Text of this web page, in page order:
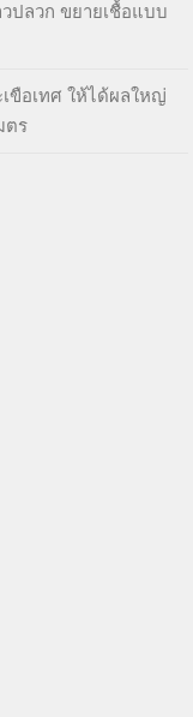
ปลวก ขยายเชื้อแบบ
ขือเทศ ให้ได้ผลใหญ่
ตร